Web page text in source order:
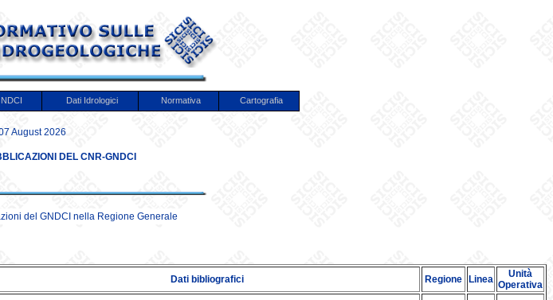
August 2026
DEL CNR-GNDCI
del GNDCI nella Regione Generale
Dati bibliografici Regione Linea
Unità
Operativa
Dati Idrologici Normativa Cartografia